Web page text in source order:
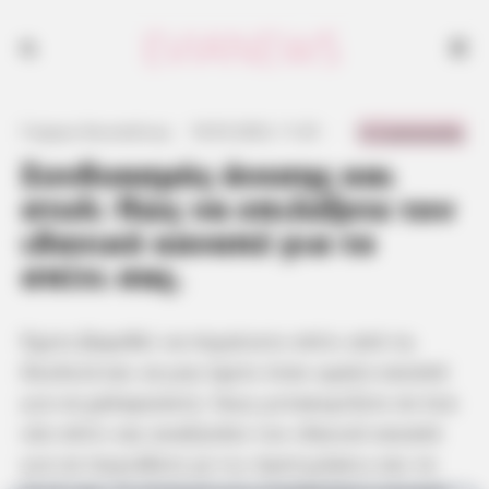
Συνδυασμός άνεσης και
στυλ: Πώς να επιλέξετε τον
ιδανικό καναπέ για το
σπίτι σας.